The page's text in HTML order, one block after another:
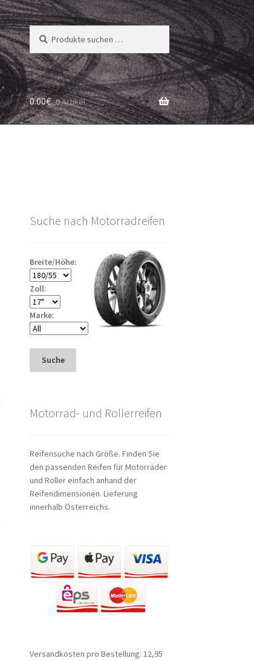
Suchen
nach:
Suchen
0.00€ 0 Artikel
Suche nach Motorradreifen
Breite/Höhe:
Zoll:
Marke:
Suche
Motorrad- und Rollerreifen
Reifensuche nach Größe. Finden Sie
den passenden Reifen für Motorräder
und Roller einfach anhand der
Reifendimensionen. Lieferung
innerhalb Österreichs.
Versandkosten pro Bestellung: 12,95